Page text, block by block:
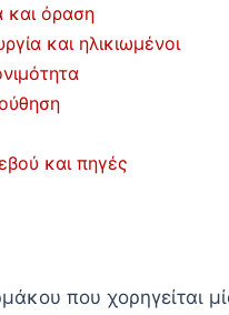
και όραση
και ηλικιωμένοι
και πηγές
που χορηγείται